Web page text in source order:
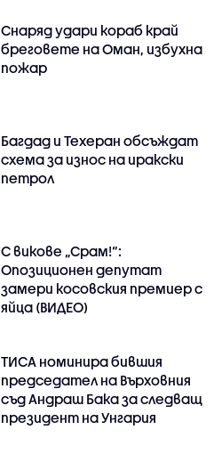
Снаряд удари кораб край
бреговете на Оман, избухна
пожар
Багдад и Техеран обсъждат
схема за износ на иракски
петрол
С викове „Срам!“:
Опозиционен депутат
замери косовския премиер с
яйца (ВИДЕО)
ТИСА номинира бившия
председател на Върховния
съд Андраш Бака за следващ
президент на Унгария